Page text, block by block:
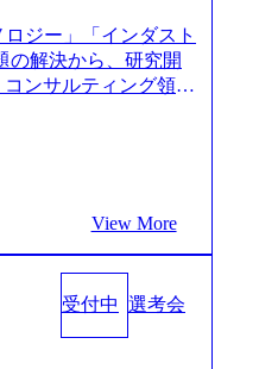
業から黒字経営。年間
public/images/
https://storage.
ことが可能 社内転職
内公募制度を用いて
our-vision-prod
っこいいオフィスがあ
多数 あえての未上場
赤字事業でも投資し
ーションメリットを
ジー」「インダスト
の解決から、研究開
ンサルティング領域
を築いており、Fortu
ている 手掛けたプロ
」「資生堂グループ
「ARISE analytics」
ノベーションを創出
(https://www.accentur
Recruiting-Brochur
content/dam/accenture/f
View More
受付中 選考会